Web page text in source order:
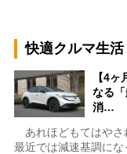
快適クルマ生
【4
なる
消…
あれほどもてはやさ
最近では減速基調に